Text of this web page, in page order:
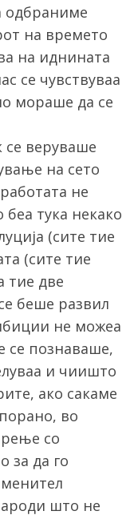
одбраниме
на времето
на иднината
се чувствуваа
мораше да се
се веруваше
на сето
не
тука некако
(сите тие
(сите тие
тие две
беше развил
не можеа
се познаваше,
и чиишто
ако сакаме
во
со
за да го
што не